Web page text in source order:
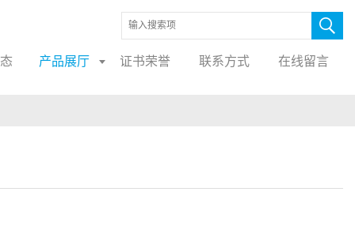
产品展厅 证书荣誉 联系方式 在线留言